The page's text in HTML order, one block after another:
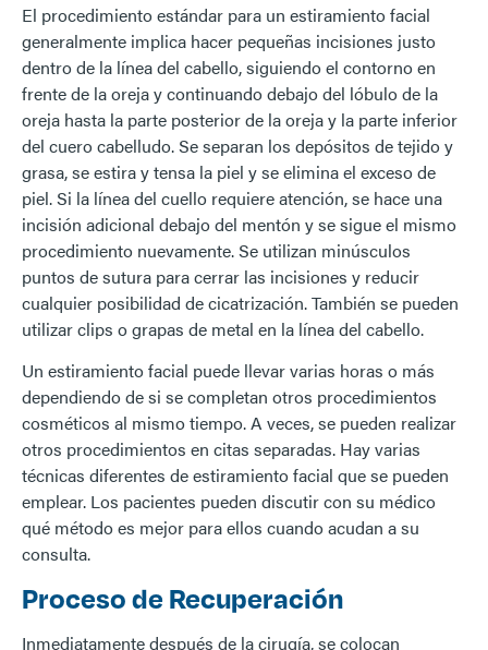
El procedimiento estándar para un estiramiento facial
generalmente implica hacer pequeñas incisiones justo
dentro de la línea del cabello, siguiendo el contorno en
frente de la oreja y continuando debajo del lóbulo de la
oreja hasta la parte posterior de la oreja y la parte inferior
del cuero cabelludo. Se separan los depósitos de tejido y
grasa, se estira y tensa la piel y se elimina el exceso de
piel. Si la línea del cuello requiere atención, se hace una
incisión adicional debajo del mentón y se sigue el mismo
procedimiento nuevamente. Se utilizan minúsculos
puntos de sutura para cerrar las incisiones y reducir
cualquier posibilidad de cicatrización. También se pueden
utilizar clips o grapas de metal en la línea del cabello.
Un estiramiento facial puede llevar varias horas o más
dependiendo de si se completan otros procedimientos
cosméticos al mismo tiempo. A veces, se pueden realizar
otros procedimientos en citas separadas. Hay varias
técnicas diferentes de estiramiento facial que se pueden
emplear. Los pacientes pueden discutir con su médico
qué método es mejor para ellos cuando acudan a su
consulta.
Proceso de Recuperación
Inmediatamente después de la cirugía, se colocan